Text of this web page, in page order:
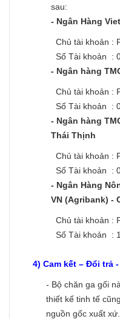
sau:
- Ngân Hàng
Chủ tài khoản :
Số Tài khoản :
- Ngân hàng
Chủ tài khoản :
Số Tài khoản :
- Ngân hàng
Thái Thịnh
Chủ tài khoản :
Số Tài khoản :
- Ngân Hàng
VN (Agribank) -
Chủ tài khoản :
Số Tài khoản :
4) Cam kết – Đổi trả -
- Bộ chăn ga gối
thiết kế tinh tế
nguồn gốc xuất xứ.